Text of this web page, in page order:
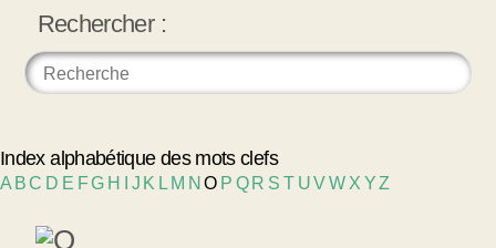
Rechercher :
Index alphabétique des mots clefs
A BC D E FG H J K L M NO P Q R S T UVW X YZ